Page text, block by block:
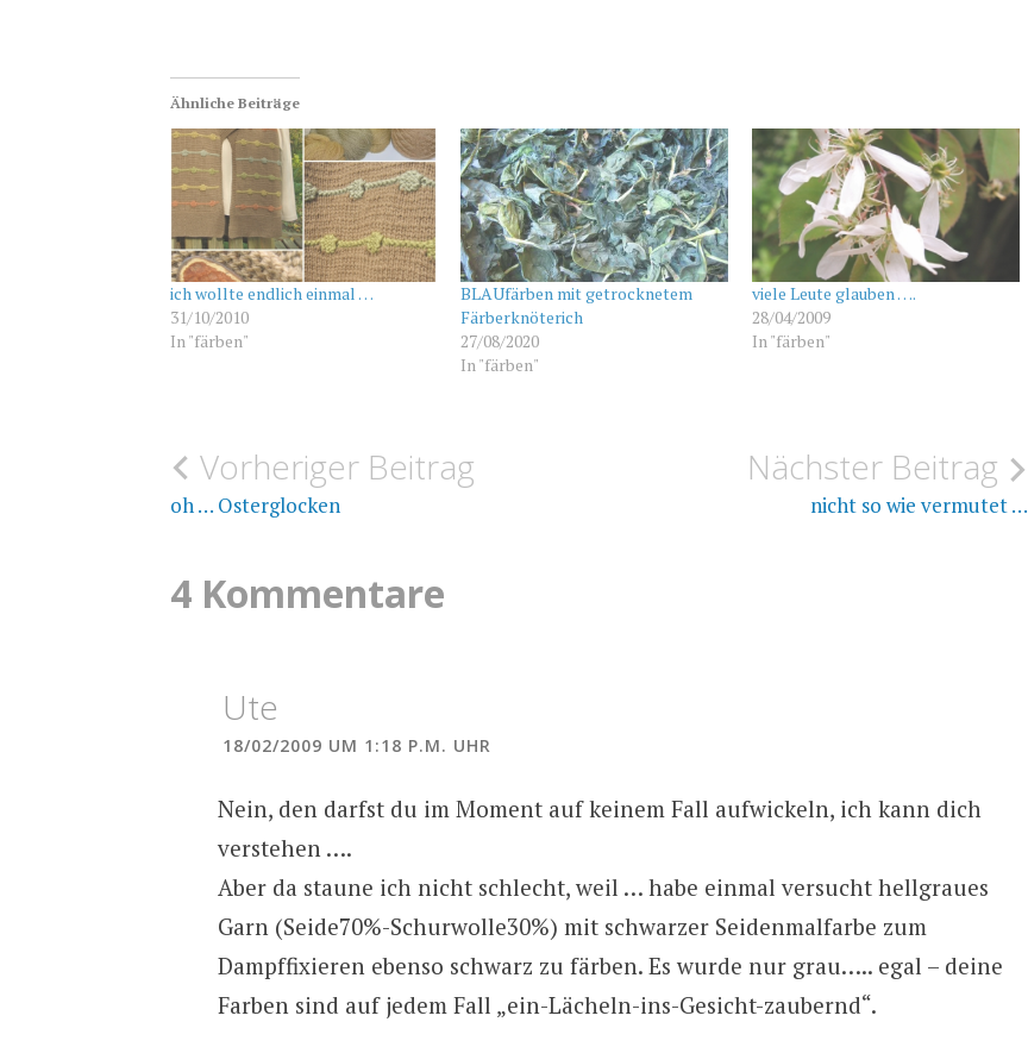
Ähnliche Beiträge
ich wollte endlich einmal …
31/10/2010
In "färben"
BLAUfärben mit getrocknetem
Färberknöterich
27/08/2020
In "färben"
viele Leute glauben ….
28/04/2009
In "färben"
FÄRBEN
SEIDENMALFARBEN
Beitragsnavigation
Vorheriger Beitrag
oh … Osterglocken
Nächster Beitrag
nicht so wie vermutet …
4 Kommentare
Ute
18/02/2009 UM 1:18 P.M. UHR
Nein, den darfst du im Moment auf keinem Fall aufwickeln, ich kann dich
verstehen ….
Aber da staune ich nicht schlecht, weil … habe einmal versucht hellgraues
Garn (Seide70%-Schurwolle30%) mit schwarzer Seidenmalfarbe zum
Dampffixieren ebenso schwarz zu färben. Es wurde nur grau….. egal – deine
Farben sind auf jedem Fall „ein-Lächeln-ins-Gesicht-zaubernd“.